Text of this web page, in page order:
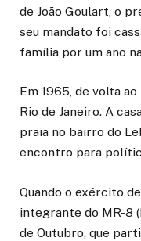
de João Goulart, o
seu mandato foi
família por um ano
Em 1965, de volta
Rio de Janeiro. A
praia no bairro do
encontro para
Quando o exército
integrante do MR-8
de Outubro, que